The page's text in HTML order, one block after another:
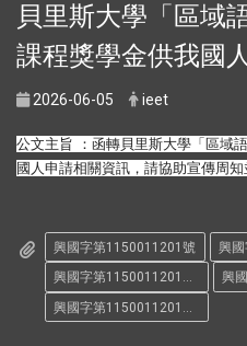
貝里斯大學「區域
課程獎學金供我國
2026-06-05 ieet
公文主旨 ：函轉貝里斯大學「區域語
國人申請相關資訊， 請協助宣傳周知
興國字第1150011201號
興國字第1150011201號-2